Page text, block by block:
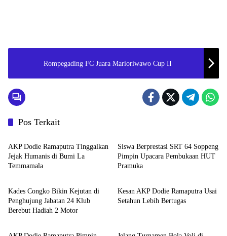
Rompegading FC Juara Marioriwawo Cup II
Pos Terkait
Metro
AKP Dodie Ramaputra Tinggalkan
Jejak Humanis di Bumi La
Temmamala
Siswa Berprestasi SRT 64 Soppeng
Pimpin Upacara Pembukaan HUT
Pramuka
Metro
Kades Congko Bikin Kejutan di
Penghujung Jabatan 24 Klub
Berebut Hadiah 2 Motor
Metro
Kesan AKP Dodie Ramaputra Usai
Setahun Lebih Bertugas
Metro